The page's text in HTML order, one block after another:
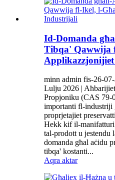
Id-Domanda
Tibqa' Qawwija
minn admin fis-26-
Lulju 2026 |
Propjoniku (CAS
importanti fl-industriji
proprjetajiet
Hekk kif il-
tal-prodott u
domanda għal aċidu
tibqa' kostanti...
Aqra aktar